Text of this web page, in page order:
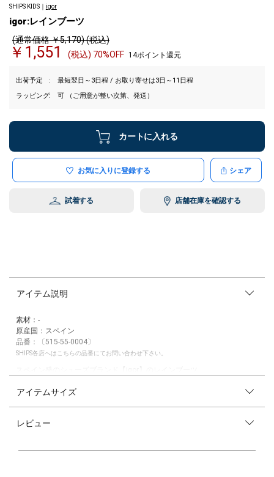
SHIPS KIDS｜ igor
igor:レインブーツ
(通常価格 ￥5,170) (税込)
￥1,551 (税込) 70%OFF 14ポイント還元
出荷予定
最短翌日～3日程 / お取り寄せは3日～11日程
ラッピング
可 （ご用意が整い次第、発送）
カートに入れる
お気に入りに登録する シェア
試着する 店舗在庫を確認する
アイテム説明
素材：-
原産国：スペイン
品番：〔515-55-0004〕
SHIPS各店へはこちらの品番にてお問い合わせ下さい。
もポイント。
製品のお取り扱いについて
アイテムサイズ
レビュー